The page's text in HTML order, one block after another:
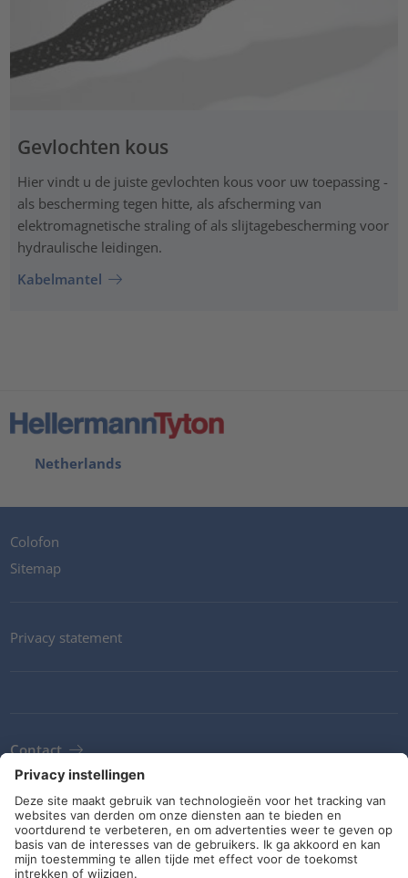
Gevlochten kous
Hier vindt u de juiste gevlochten kous voor uw toepassing -
als bescherming tegen hitte, als afscherming van
elektromagnetische straling of als slijtagebescherming voor
hydraulische leidingen.
Kabelmantel
Netherlands
Colofon
Sitemap
Privacy statement
Contact
Newsletter
ALV